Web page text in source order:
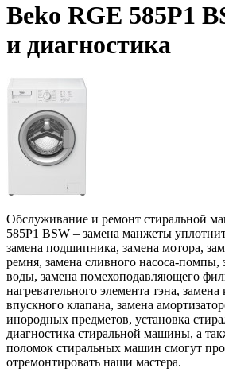
Beko RGE 585P1
и диагностика
Обслуживание и ремонт стиральной
585P1 BSW – замена манжеты
замена подшипника, замена мотора,
ремня, замена сливного насоса-помпы,
воды, замена помехоподавляющего
нагревательного элемента тэна, замена
впускного клапана, замена
инородных предметов, установка
диагностика стиральной машины, а
поломок стиральных машин смогут
отремонтировать наши мастера.